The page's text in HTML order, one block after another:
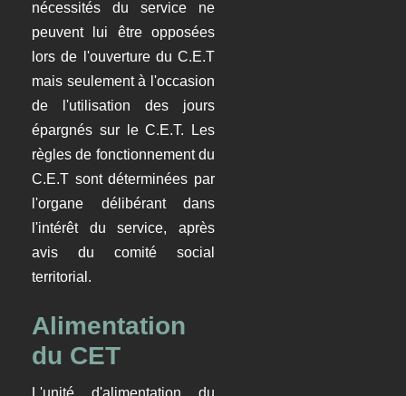
nécessités du service ne
peuvent lui être opposées
lors de l'ouverture du C.E.T
mais seulement à l'occasion
de l'utilisation des jours
épargnés sur le C.E.T. Les
règles de fonctionnement du
C.E.T sont déterminées par
l'organe délibérant dans
l'intérêt du service, après
avis du comité social
territorial.
Alimentation
du CET
L'unité d'alimentation du